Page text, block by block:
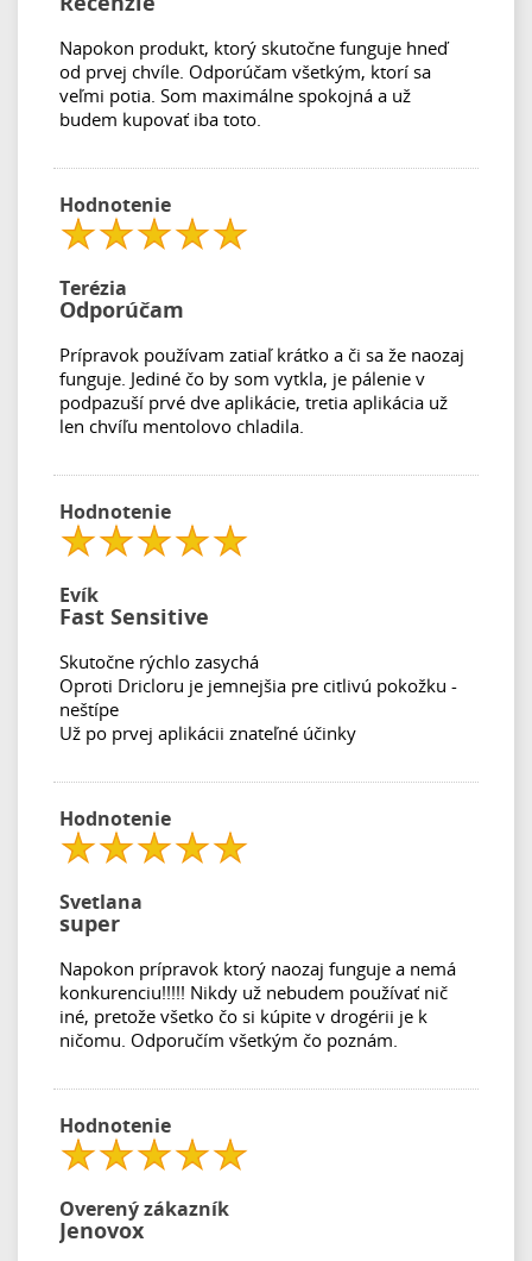
Napokon produkt, ktorý skutočne funguje hneď
od prvej chvíle. Odporúčam všetkým, ktorí sa
veľmi potia. Som maximálne spokojná a už
budem kupovať iba toto.
Hodnotenie
Terézia
Odporúčam
Prípravok používam zatiaľ krátko a či sa že naozaj
funguje. Jediné čo by som vytkla, je pálenie v
podpazuší prvé dve aplikácie, tretia aplikácia už
len chvíľu mentolovo chladila.
Hodnotenie
Evík
Fast Sensitive
Skutočne rýchlo zasychá
Oproti Dricloru je jemnejšia pre citlivú pokožku -
neštípe
Už po prvej aplikácii znateľné účinky
Hodnotenie
Svetlana
super
Napokon prípravok ktorý naozaj funguje a nemá
konkurenciu!!!!! Nikdy už nebudem používať nič
iné, pretože všetko čo si kúpite v drogérii je k
ničomu. Odporučím všetkým čo poznám.
Hodnotenie
Overený zákazník
Jenovox